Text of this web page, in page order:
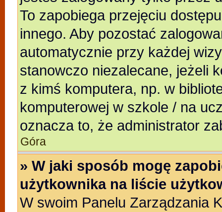
To zapobiega przejęciu
innego. Aby pozostać
automatycznie przy każdej
stanowczo niezalecane, jeżeli
z kimś komputera, np. w
komputerowej w szkole / na
oznacza to, że administrator
Góra
» W jaki sposób mogę
użytkownika na liście
W swoim Panelu Zarządzania